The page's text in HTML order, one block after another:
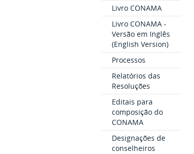
Livro CONAMA
Livro CONAMA -
Versão em Inglês
(English Version)
Processos
Relatórios das
Resoluções
Editais para
composição do
CONAMA
Designações de
conselheiros